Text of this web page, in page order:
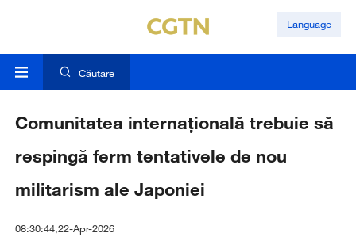
Language
Căutare
Comunitatea internațională trebuie să
respingă ferm tentativele de nou
militarism ale Japoniei
08:30:44,22-Apr-2026